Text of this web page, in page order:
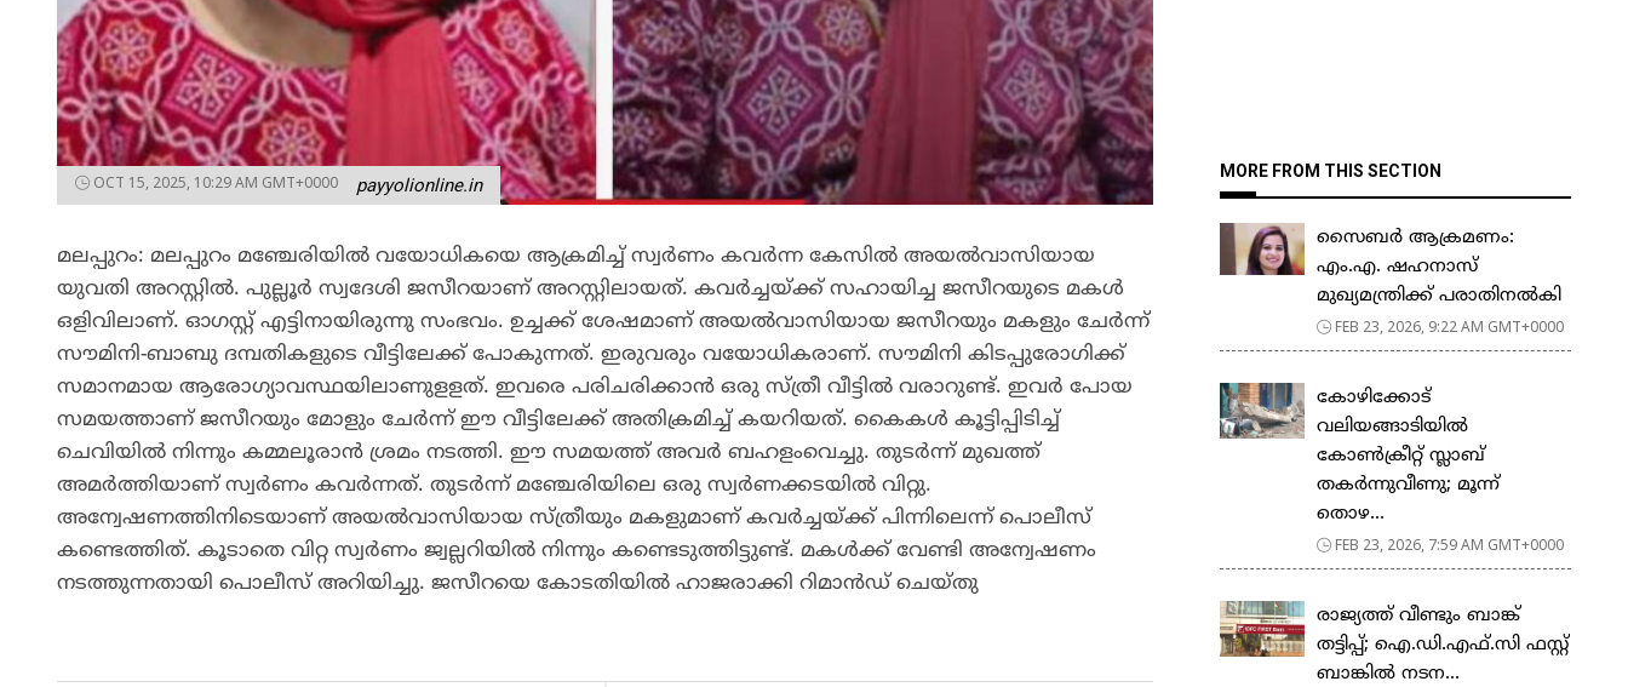
OCT 15, 2025, 10:29 AM GMT+0000 payyolionline.in
മലപ്പുറം: മലപ്പുറം മഞ്ചേരിയിൽ വയോധികയെ ആക്രമിച്ച് സ്വര്‍ണം കവര്‍ന്ന കേസില്‍ അയല്‍വാസിയായ
യുവതി അറസ്റ്റിൽ. പുല്ലൂര്‍ സ്വദേശി ജസീറയാണ് അറസ്റ്റിലായത്. കവര്‍ച്ചയ്ക്ക് സഹായിച്ച ജസീറയുടെ മകള്‍
ഒളിവിലാണ്. ഓഗസ്റ്റ് എട്ടിനായിരുന്നു സംഭവം. ഉച്ചക്ക് ശേഷമാണ് അയല്‍വാസിയായ ജസീറയും മകളും ചേര്‍ന്ന്
സൗമിനി-ബാബു ദമ്പതികളുടെ വീട്ടിലേക്ക് പോകുന്നത്. ഇരുവരും വയോധികരാണ്. സൗമിനി കിടപ്പുരോഗിക്ക്
സമാനമായ ആരോഗ്യാവസ്ഥയിലാണുളളത്. ഇവരെ പരിചരിക്കാന്‍ ഒരു സ്ത്രീ വീട്ടിൽ വരാറുണ്ട്. ഇവര്‍ പോയ
സമയത്താണ് ജസീറയും മോളും ചേര്‍ന്ന് ഈ വീട്ടിലേക്ക് അതിക്രമിച്ച് കയറിയത്. കൈകള്‍ കൂട്ടിപ്പിടിച്ച്
ചെവിയില്‍ നിന്നും കമ്മലൂരാന്‍ ശ്രമം നടത്തി. ഈ സമയത്ത് അവര്‍ ബഹളംവെച്ചു. തുടര്‍ന്ന് മുഖത്ത്
അമര്‍ത്തിയാണ് സ്വര്‍ണം കവര്‍ന്നത്. തുടര്‍ന്ന് മഞ്ചേരിയിലെ ഒരു സ്വര്‍ണക്കടയില്‍ വിറ്റു.
അന്വേഷണത്തിനിടെയാണ് അയല്‍വാസിയായ സ്ത്രീയും മകളുമാണ് കവര്‍ച്ചയ്ക്ക് പിന്നിലെന്ന് പൊലീസ്
കണ്ടെത്തിത്. കൂടാതെ വിറ്റ സ്വര്‍ണം ജ്വല്ലറിയില്‍ നിന്നും കണ്ടെടുത്തിട്ടുണ്ട്. മകൾക്ക് വേണ്ടി അന്വേഷണം
നടത്തുന്നതായി പൊലീസ് അറിയിച്ചു. ജസീറയെ കോടതിയിൽ ഹാജരാക്കി റിമാൻഡ് ചെയ്തു
MORE FROM THIS SECTION
സൈബർ ആക്രമണം:
എം.എ. ഷഹനാസ്
മുഖ്യമന്ത്രിക്ക് പരാതിനൽകി
FEB 23, 2026, 9:22 AM GMT+0000
കോഴിക്കോട്
വലിയങ്ങാടിയിൽ
കോൺക്രീറ്റ് സ്ലാബ്
തകർന്നുവീണു; മൂന്ന്
തൊഴ...
FEB 23, 2026, 7:59 AM GMT+0000
രാജ്യത്ത് വീണ്ടും ബാങ്ക്
തട്ടിപ്പ്; ഐ.ഡി.എഫ്.സി ഫസ്റ്റ്
ബാങ്കിൽ നടന...